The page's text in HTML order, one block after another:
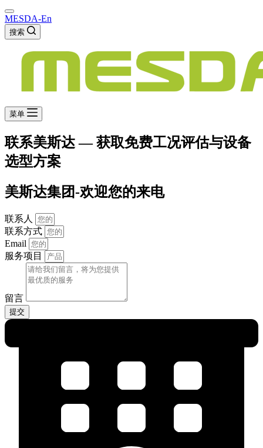
MESDA-En
搜索
菜单
联系美斯达 — 获取免费工况评估与设备
选型方案
美斯达集团-欢迎您的来电
联系人
联系方式
Email
服务项目
留言
提交